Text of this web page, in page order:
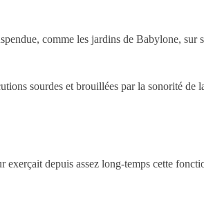
comme les jardins de Babylone, sur
sourdes et brouillées par la sonorité de
depuis assez long-temps cette